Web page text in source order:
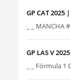
GP CAT 2025
_ _ MANCHA
GP LAS V
_ _ Fórmula 1